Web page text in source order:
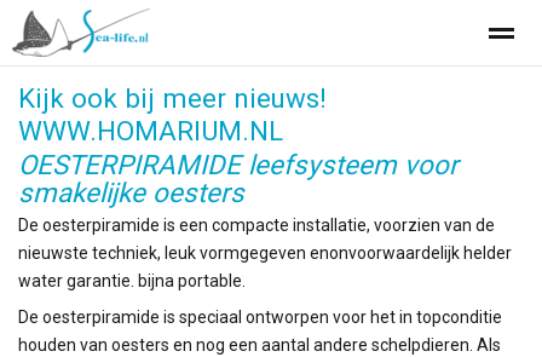
Homarium .nl Sea-life leef- en bewaarsysteem voor schaal- en
Home Bellen
Kijk ook bij meer nieuws!
WWW.HOMARIUM.NL
OESTERPIRAMIDE leefsysteem voor
smakelijke oesters
De oesterpiramide is een compacte installatie, voorzien van de
nieuwste techniek, leuk vormgegeven enonvoorwaardelijk helder
water garantie. bijna portable.
De oesterpiramide is speciaal ontworpen voor het in topconditie
houden van oesters en nog een aantal andere schelpdieren. Als